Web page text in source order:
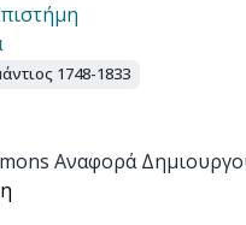
1748-1833
Αναφορά